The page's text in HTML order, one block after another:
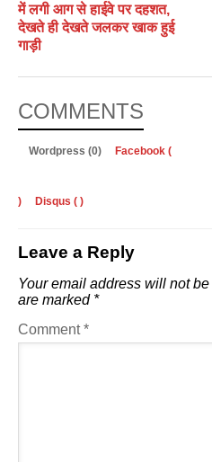
में लगी आग से हाईवे पर दहशत,
देखते ही देखते जलकर खाक हुई
गाड़ी
COMMENTS
Wordpress (0) Facebook (
) Disqus ( )
Leave a Reply
Your email address will not
are marked *
Comment*